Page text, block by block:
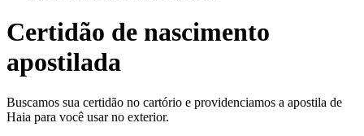
Certidão de nascimento
apostilada
Buscamos sua certidão no cartório e providenciamos a apostila de
Haia para você usar no exterior.